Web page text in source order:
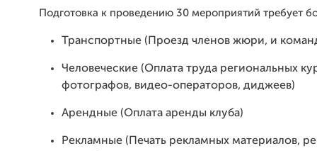
Подготовка к проведению 30 мероприятий требует
Транспортные (Проезд членов жюри, и
Человеческие (Оплата труда региональных
фотографов, видео-операторов, диджеев)
Арендные (Оплата аренды клуба)
Рекламные (Печать рекламных материалов,